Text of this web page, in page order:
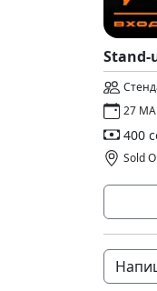
Stand-
27
400
Sold